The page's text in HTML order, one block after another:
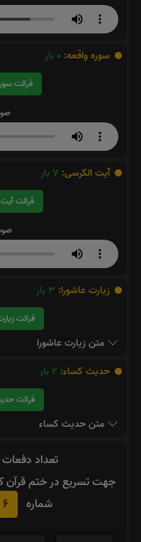
سوره واقعه: 0 بار
قرائت سوره واقعه را تقبل میکنم
آیت الکرسی: 7 بار
قرائت آیت الکرسی را تقبل میکنم
زیارت عاشورا: 3 بار
قرائت زیارت عاشورا را تقبل میکنم
متن زیارت عاشورا
حدیث کساء: 2 بار
قرائت حدیث کساء را تقبل میکنم
متن حدیث کساء
تعداد
جهت تسریع در ختم قرآن
شماره
6